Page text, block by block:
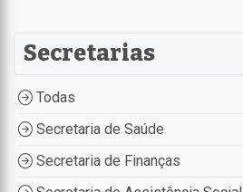
Secretarias
Todas
Secretaria de Saúde
Secretaria de Finanças